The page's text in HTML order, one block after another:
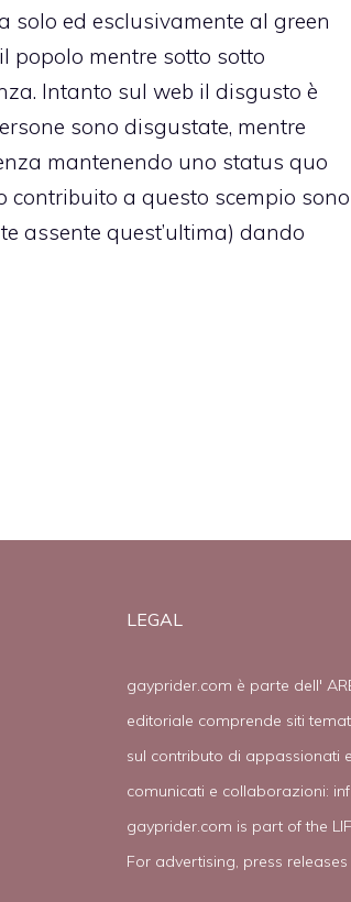
solo ed esclusivamente al green
popolo mentre sotto sotto
Intanto sul web il disgusto è
sono disgustate, mentre
mantenendo uno status quo
a questo scempio sono
assente quest’ultima) dando
LEGAL
gayprider.com è parte dell'
editoriale comprende siti
sul contributo di appassionati
comunicati e collaborazioni:
gayprider.com is part of the
For advertising, press